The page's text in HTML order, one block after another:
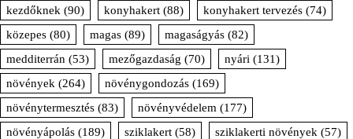
kezdőknek (90) konyhakert (88) konyhakert tervezés (74)
közepes (80) magas (89) magaságyás (82)
medditerrán (53) mezőgazdaság (70) nyári (131)
növények (264) növénygondozás (169)
növénytermesztés (83) növényvédelem (177)
növényápolás (189) sziklakert (58) sziklakerti növények (57)